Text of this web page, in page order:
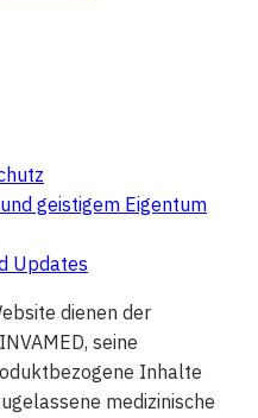
geistigem Eigentum
Updates
dienen der
seine
Inhalte
medizinische